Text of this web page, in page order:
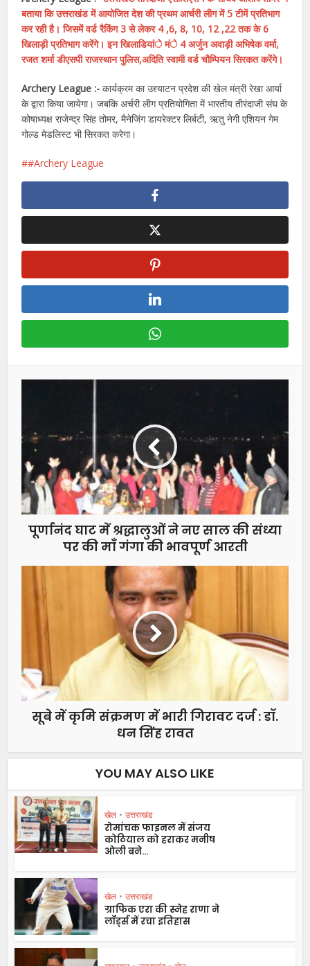
बताया कि उत्तराखंड में आयोजित देश की प्रथम आर्चरी लीग में 5 टीमें प्रतिभाग
कर रही है। जिसमें वर्ड रैकिंग 3 से लेकर 4 ,6, 8, 10, 12 ,22 तक के 6
खिलाड़ी प्रतिभाग करेंगे। इन खिलाडियांे मंे 4 अर्जुन अवाड़ी अभिषेक वर्मा,
रजत शर्मा डीएसपी राजस्थान पुलिस,अदिति स्वामी वर्ड चौम्पियन सिरकत करेंगे।
Archery League :-कार्यक्रम का उद्द्याटन प्रदेश की खेल मंत्री रेखा आर्या
के द्वारा किया जायेगा। जबकि अर्चरी लीग प्रतियोगिता में भारतीय तीरंदाजी संघ के
कोषाध्यक्ष राजेन्द्र सिंह तोमर, मैनेजिंग डायरेक्टर लिर्बटी, ऋतु नेगी एशियन गेम
गोल्ड मेडलिस्ट भी सिरकत करेगा।
#Archery League
पूर्णानंद घाट में श्रद्धालुओं ने नए साल की संध्या
पर की माँ गंगा की भावपूर्ण आरती
सूबे में कृमि संक्रमण में भारी गिरावट दर्ज : डॉ.
धन सिंह रावत
YOU MAY ALSO LIKE
खेल • उत्तराखंड
रोमांचक फाइनल में संजय
कोठियाल को हराकर मनीष
ओली बने...
खेल • उत्तराखंड
ग्राफिक एरा की स्नेह राणा ने
लॉर्ड्स में रचा इतिहास